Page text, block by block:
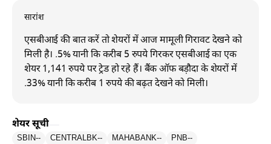
सारांश
एसबीआई की बात करें तो शेयरों में आज मामूली गिरावट देखने को
मिली है। .5% यानी कि करीब 5 रुपये गिरकर एसबीआई का एक
शेयर 1,141 रुपये पर ट्रेड हो रहे हैं। बैंक ऑफ बड़ौदा के शेयरों में
.33% यानी कि करीब 1 रुपये की बढ़त देखने को मिली।
शेयर सूची
SBIN-- CENTRALBK-- MAHABANK-- PNB--